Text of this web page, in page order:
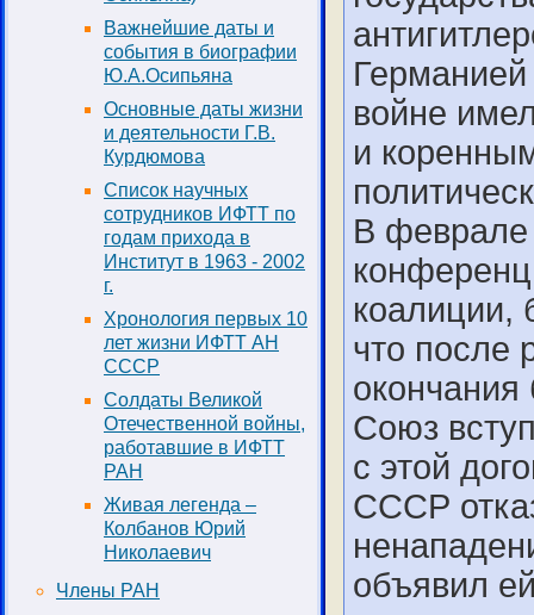
Важнейшие даты и
события в биографии
Ю.А.Осипьяна
Основные даты жизни
и деятельности Г.В.
Курдюмова
Список научных
сотрудников ИФТТ по
годам прихода в
Институт в 1963 - 2002
г.
Хронология первых 10
лет жизни ИФТТ АН
СССР
Солдаты Великой
Отечественной войны,
работавшие в ИФТТ
РАН
Живая легенда –
Колбанов Юрий
Николаевич
Члены РАН
войне
и
В феврале
коалиции,
что после
Союз
с этой
СССР
объявил